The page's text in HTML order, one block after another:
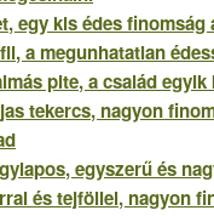
egy kis édes finomság
a megunhatatlan
pite, a család egyik
tekercs, nagyon
egyszerű és
és tejföllel, nagyon